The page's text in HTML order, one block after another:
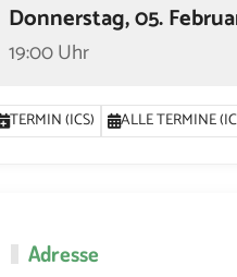
Donnerstag, 05.
19:00 Uhr
TERMIN (ICS) ALLE TERMINE
Adresse